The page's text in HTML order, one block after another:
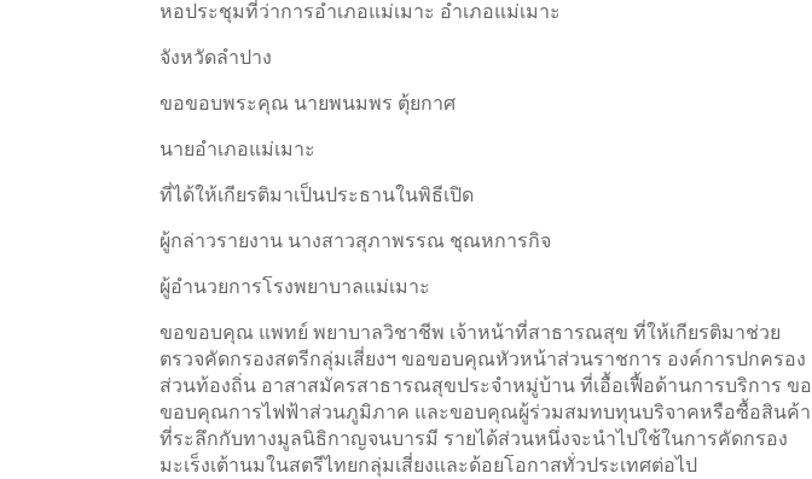
หอประชุมที่ว่าการอำเภอแม่เมาะ อำเภอแม่เมาะ
จังหวัดลำปาง
ขอขอบพระคุณ นายพนมพร ตุ้ยกาศ
นายอำเภอแม่เมาะ
ที่ได้ให้เกียรติมาเป็นประธานในพิธีเปิด
ผู้กล่าวรายงาน นางสาวสุภาพรรณ ชุณหการกิจ
ผู้อำนวยการโรงพยาบาลแม่เมาะ
ขอขอบคุณ แพทย์ พยาบาลวิชาชีพ เจ้าหน้าที่สาธารณสุข ที่ให้เกียรติมาช่วย
ตรวจคัดกรองสตรีกลุ่มเสี่ยงฯ ขอขอบคุณหัวหน้าส่วนราชการ องค์การปกครอง
ส่วนท้องถิ่น อาสาสมัครสาธารณสุขประจำหมู่บ้าน ที่เอื้อเฟื้อด้านการบริการ ขอ
ขอบคุณการไฟฟ้าส่วนภูมิภาค และขอบคุณผู้ร่วมสมทบทุนบริจาคหรือซื้อสินค้า
ที่ระลึกกับทางมูลนิธิกาญจนบารมี รายได้ส่วนหนึ่งจะนำไปใช้ในการคัดกรอง
มะเร็งเต้านมในสตรีไทยกลุ่มเสี่ยงและด้อยโอกาสทั่วประเทศต่อไป